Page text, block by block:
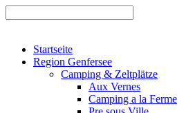
Startseite
Region Genfersee
Camping & Zeltplätze
Aux Vernes
Camping a la Ferme